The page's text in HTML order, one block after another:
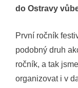
do Ostravy
První ročník
podobný druh
ročník, a tak
organizovat i v